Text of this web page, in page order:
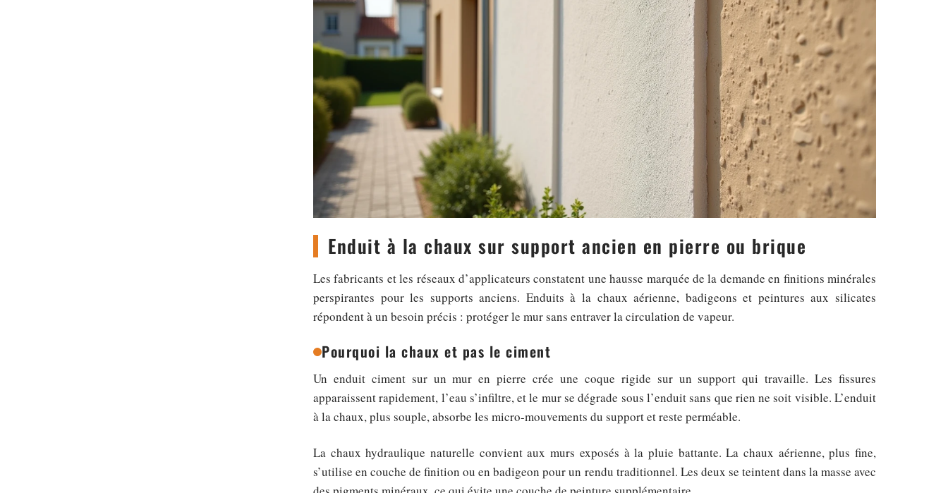
Enduit à la chaux sur support ancien en pierre ou brique
Les fabricants et les réseaux d’applicateurs constatent une hausse marquée de la demande en finitions minérales
perspirantes pour les supports anciens. Enduits à la chaux aérienne, badigeons et peintures aux silicates
répondent à un besoin précis : protéger le mur sans entraver la circulation de vapeur.
Pourquoi la chaux et pas le ciment
Un enduit ciment sur un mur en pierre crée une coque rigide sur un support qui travaille. Les fissures
apparaissent rapidement, l’eau s’infiltre, et le mur se dégrade sous l’enduit sans que rien ne soit visible. L’enduit
à la chaux, plus souple, absorbe les micro-mouvements du support et reste perméable.
La chaux hydraulique naturelle convient aux murs exposés à la pluie battante. La chaux aérienne, plus fine,
s’utilise en couche de finition ou en badigeon pour un rendu traditionnel. Les deux se teintent dans la masse avec